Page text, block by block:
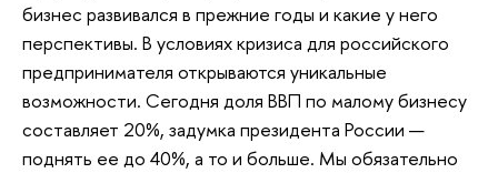
бизнес развивался в прежние годы и какие у него
перспективы. В условиях кризиса для российского
предпринимателя открываются уникальные
возможности. Сегодня доля ВВП по малому бизнесу
составляет 20%, задумка президента России —
поднять ее до 40%, а то и больше. Мы обязательно